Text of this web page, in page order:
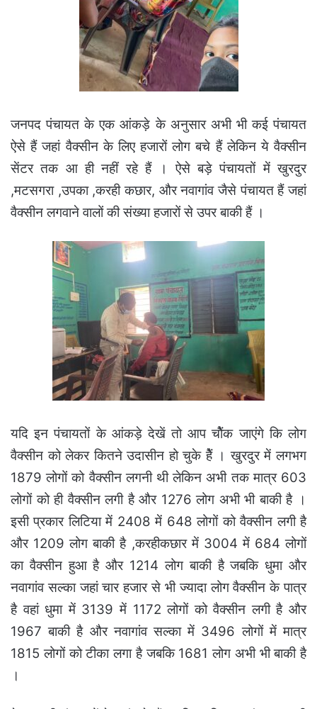
जनपद पंचायत के एक आंकड़े के अनुसार अभी भी कई पंचायत
ऐसे हैं जहां वैक्सीन के लिए हजारों लोग बचे हैं लेकिन ये वैक्सीन
सेंटर तक आ ही नहीं रहे हैं । ऐसे बड़े पंचायतों में खुरदुर
,मटसगरा ,उपका ,करही कछार, और नवागांव जैसे पंचायत हैं जहां
वैक्सीन लगवाने वालों की संख्या हजारों से उपर बाकी हैं ।
यदि इन पंचायतों के आंकड़े देखें तो आप चोैंक जाएंगे कि लोग
वैक्सीन को लेकर कितने उदासीन हो चुके हेैं । खुरदुर में लगभग
1879 लोगों को वैक्सीन लगनी थी लेकिन अभी तक मात्र 603
लोगों को ही वैक्सीन लगी है और 1276 लोग अभी भी बाकी है ।
इसी प्रकार लिटिया में 2408 में 648 लोगों को वैक्सीन लगी है
और 1209 लोग बाकी है ,करहीकछार में 3004 में 684 लोगों
का वैक्सीन हुआ है और 1214 लोग बाकी है जबकि धुमा और
नवागांव सल्का जहां चार हजार से भी ज्यादा लोग वैक्सीन के पात्र
है वहां धुमा में 3139 में 1172 लोगों को वैक्सीन लगी है और
1967 बाकी है और नवागांव सल्का में 3496 लोगों में मात्र
1815 लोगों को टीका लगा है जबकि 1681 लोग अभी भी बाकी है
।